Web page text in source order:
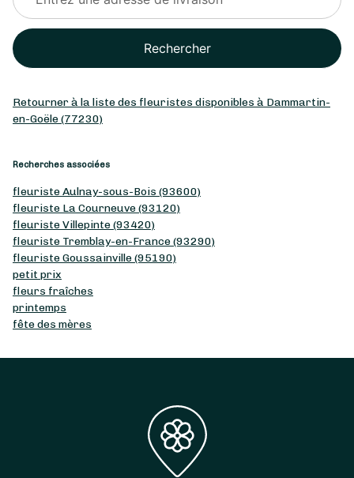
Rechercher
Retourner à la liste des fleuristes disponibles à Dammartin-
en-Goële (77230)
Recherches associées
fleuriste Aulnay-sous-Bois (93600)
fleuriste La Courneuve (93120)
fleuriste Villepinte (93420)
fleuriste Tremblay-en-France (93290)
fleuriste Goussainville (95190)
petit prix
fleurs fraîches
printemps
fête des mères